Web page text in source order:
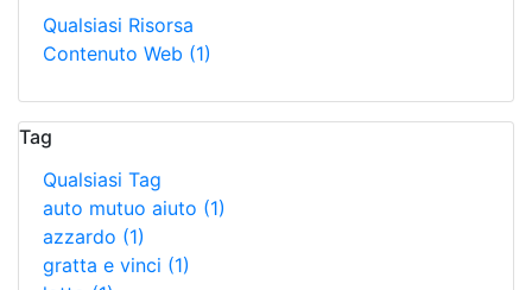
Qualsiasi Risorsa
Contenuto Web (1)
Tag
Qualsiasi Tag
auto mutuo aiuto (1)
azzardo (1)
gratta e vinci (1)